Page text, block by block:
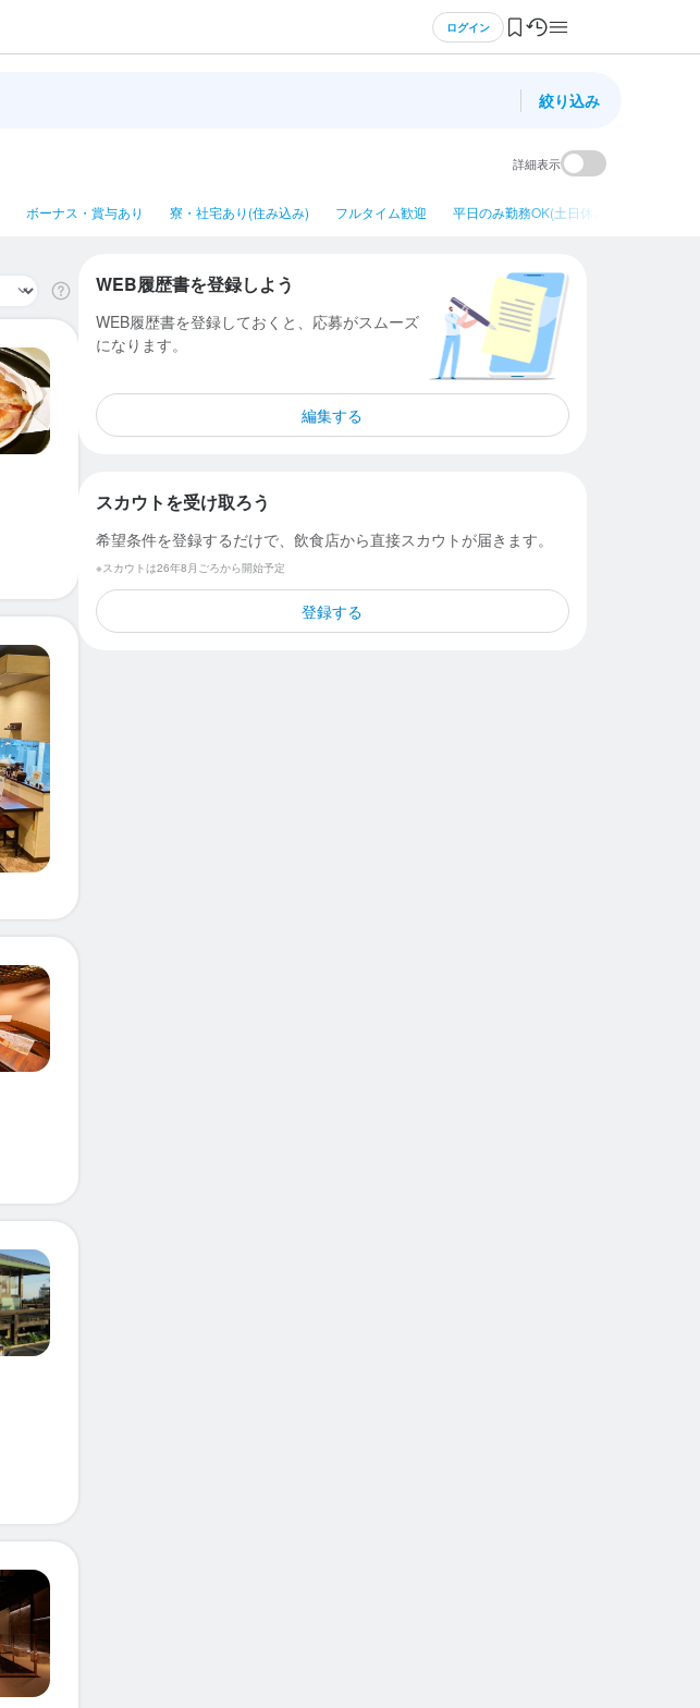
ログイン
絞り込み
詳細表示
ボーナス・賞与あり 寮・社宅あり(住み込み) フルタイム歓迎 平日のみ勤務OK(土日休み)
WEB履歴書を登録しよう
WEB履歴書を登録しておくと、応募がスムーズ
になります。
編集する
スカウトを受け取ろう
希望条件を登録するだけで、飲食店から直接スカウトが届きます。
※スカウトは26年8月ごろから開始予定
登録する